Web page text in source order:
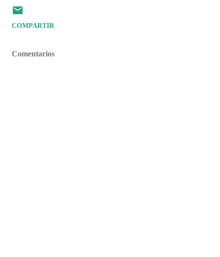
COMPARTIR
Comentarios